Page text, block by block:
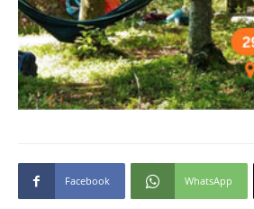
Facebook WhatsApp